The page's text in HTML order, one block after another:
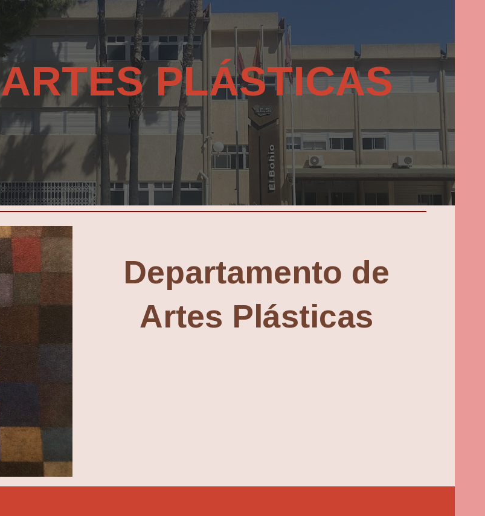
Skip to navigation
ARTES PLÁSTICAS
Departamento de
Artes Plásticas